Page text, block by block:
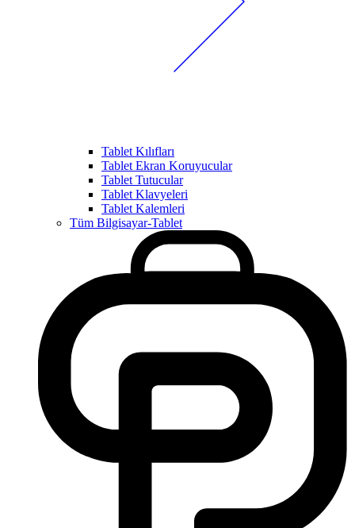
Tablet Kılıfları
Tablet Ekran Koruyucular
Tablet Tutucular
Tablet Klavyeleri
Tablet Kalemleri
Tüm Bilgisayar-Tablet